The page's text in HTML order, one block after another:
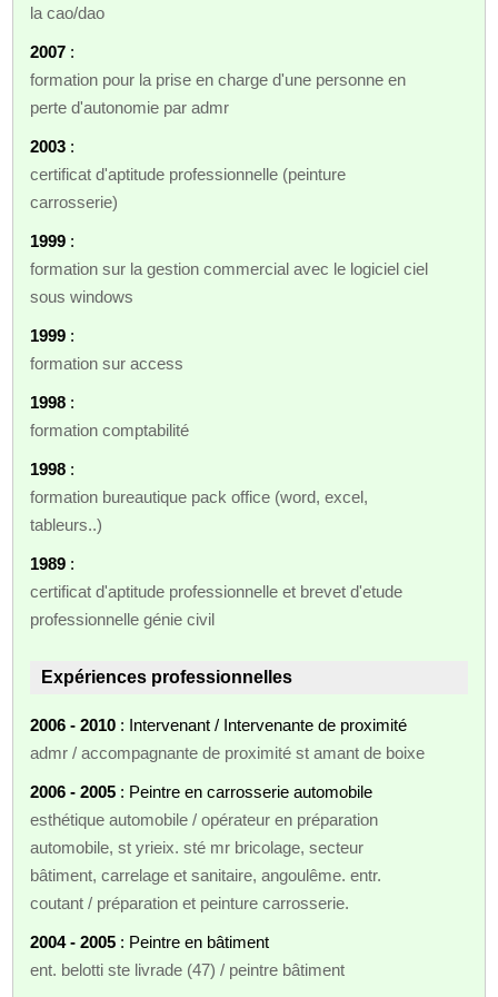
la cao/dao
2007 :
formation pour la prise en charge d'une personne en
perte d'autonomie par admr
2003 :
certificat d'aptitude professionnelle (peinture
carrosserie)
1999 :
formation sur la gestion commercial avec le logiciel ciel
sous windows
1999 :
formation sur access
1998 :
formation comptabilité
1998 :
formation bureautique pack office (word, excel,
tableurs..)
1989 :
certificat d'aptitude professionnelle et brevet d'etude
professionnelle génie civil
Expériences professionnelles
2006 - 2010 : Intervenant / Intervenante de proximité
admr / accompagnante de proximité st amant de boixe
2006 - 2005 : Peintre en carrosserie automobile
esthétique automobile / opérateur en préparation
automobile, st yrieix. sté mr bricolage, secteur
bâtiment, carrelage et sanitaire, angoulême. entr.
coutant / préparation et peinture carrosserie.
2004 - 2005 : Peintre en bâtiment
ent. belotti ste livrade (47) / peintre bâtiment